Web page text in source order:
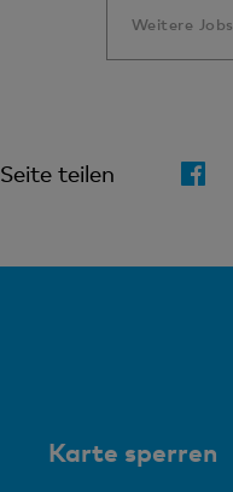
Weitere Jobs
Seite teilen
Karte sperren